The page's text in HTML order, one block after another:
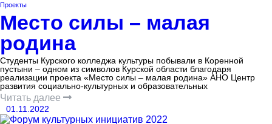
Проекты
Место силы – малая
родина
Студенты Курского колледжа культуры побывали в Коренной
пустыни – одном из символов Курской области благодаря
реализации проекта «Место силы – малая родина» АНО Центр
развития социально-культурных и образовательных
Читать далее
01.11.2022